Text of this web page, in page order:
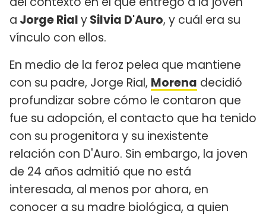
a Jorge RialySilvia D'Auro, y cuál era su
vínculo con ellos.
En medio de la feroz pelea que mantiene
con su padre, Jorge Rial, Morena decidió
profundizar sobre cómo le contaron que
fue su adopción, el contacto que ha tenido
con su progenitora y su inexistente
relación con D'Auro. Sin embargo, la joven
de 24 años admitió que no está
interesada, al menos por ahora, en
conocer a su madre biológica, a quien